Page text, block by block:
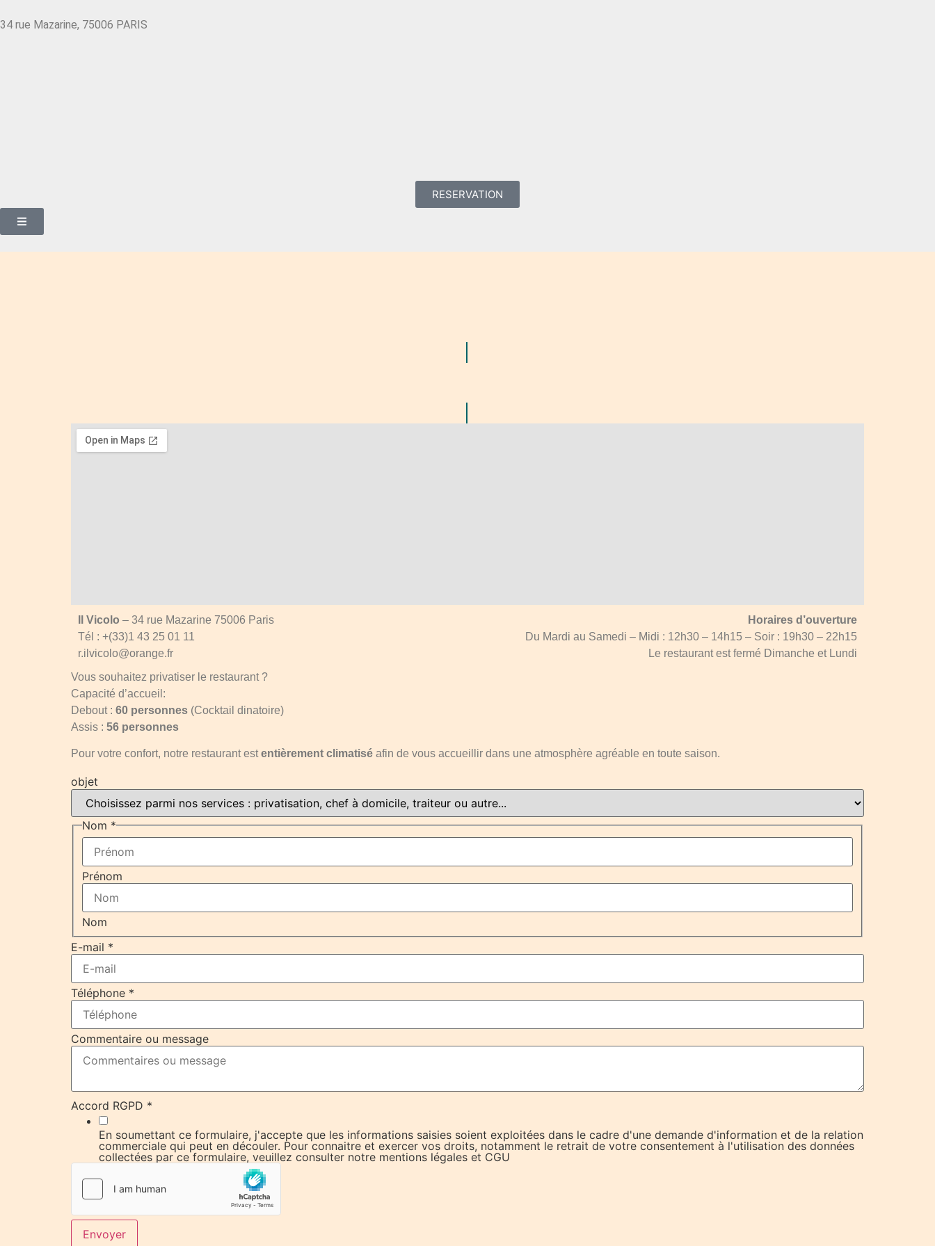
34 rue Mazarine, 75006 PARIS
RESERVATION
Il Vicolo – 34 rue Mazarine 75006 Paris
Tél : +(33)1 43 25 01 11
r.ilvicolo@orange.fr
Horaires d’ouverture
Du Mardi au Samedi – Midi : 12h30 – 14h15 – Soir : 19h30 – 22h15
Le restaurant est fermé Dimanche et Lundi
Vous souhaitez privatiser le restaurant ?
Capacité d’accueil:
Debout : 60 personnes (Cocktail dinatoire)
Assis : 56 personnes
Pour votre confort, notre restaurant estentièrement climatisé afin de vous accueillir dans une atmosphère agréable en toute saison.
objet
Nom *
Prénom
Nom
E-mail *
Nom
objet
RGPD
Téléphone *
Commentaire ou message
Accord RGPD *
En soumettant ce formulaire, j'accepte que les informations saisies soient exploitées dans le cadre d'une demande d'information et de la relation
commerciale qui peut en découler. Pour connaitre et exercer vos droits, notamment le retrait de votre consentement à l'utilisation des données
collectées par ce formulaire, veuillez consulter notre mentions légales et CGU
Envoyer